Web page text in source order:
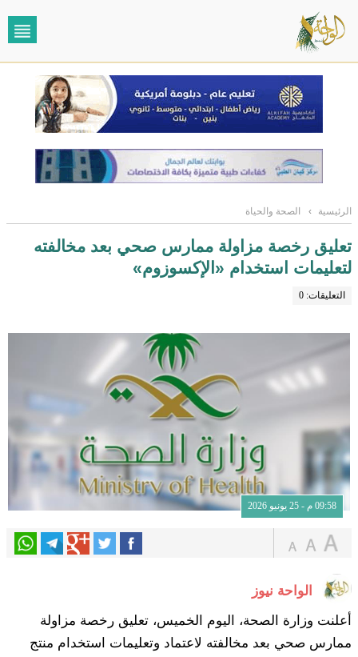
الرئيسية › الصحة والحياة
تعليق رخصة مزاولة ممارس صحي بعد مخالفته
لتعليمات استخدام «الإكسوزوم»
التعليقات: 0
09:58 م - 25 يونيو 2026
الواحة نيوز
أعلنت وزارة الصحة، اليوم الخميس، تعليق رخصة مزاولة
ممارس صحي بعد مخالفته لاعتماد وتعليمات استخدام منتج